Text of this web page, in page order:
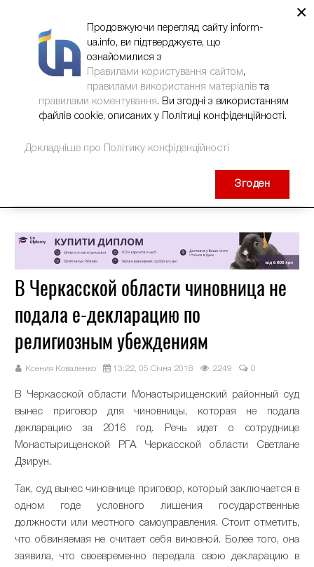
В Черкасской области чиновница не
подала е-декларацию по
религиозным убеждениям
Ксения Коваленко 13:22, 05 Січня 2018 2249 0
В Черкасской области Монастырищенский районный суд
вынес приговор для чиновницы, которая не подала
декларацию за 2016 год. Речь идет о сотруднице
Монастырищенской РГА Черкасской области Светлане
Дзирун.
Так, суд вынес чиновнице приговор, который заключается в
одном годе условного лишения государственные
должности или местного самоуправления. Стоит отметить,
что обвиняемая не считает себя виновной. Более того, она
заявила, что своевременно передала свою декларацию в
×
Продовжуючи перегляд сайту inform-
ua.info, ви підтверджуєте, що
ознайомилися з
Правилами користування сайтом,
правилами використання матеріалів та
правилами коментування. Ви згодні з використанням
файлів cookie, описаних у Політиці конфіденційності.
Докладніше про Політику конфіденційності
Згоден